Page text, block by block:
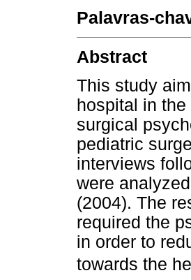
Palavras-
Abstract
This study
hospital in
surgical
pediatric
interviews
were
(2004). The
required the
in order to
towards the